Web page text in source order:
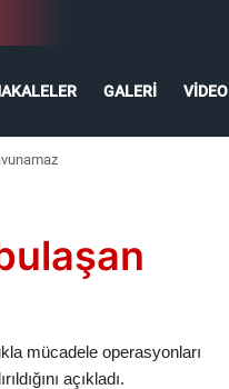
GALERI VIDEO
mücadele operasyonları
açıkladı.